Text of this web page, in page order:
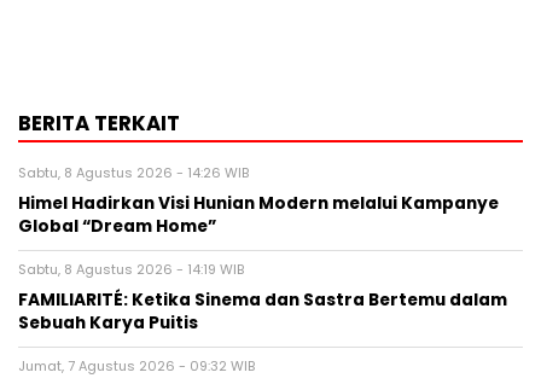
BERITA TERKAIT
Sabtu, 8 Agustus 2026 - 14:26 WIB
Himel Hadirkan Visi Hunian Modern melalui Kampanye
Global “Dream Home”
Sabtu, 8 Agustus 2026 - 14:19 WIB
FAMILIARITÉ: Ketika Sinema dan Sastra Bertemu dalam
Sebuah Karya Puitis
Jumat, 7 Agustus 2026 - 09:32 WIB